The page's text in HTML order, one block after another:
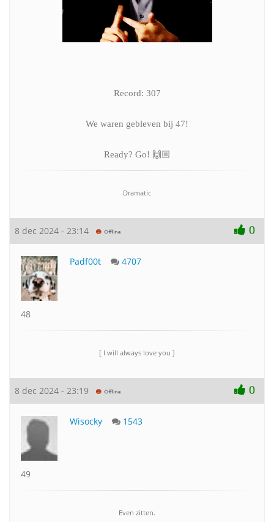
Record: 307
We waren gebleven bij 47!
Ready? Go! 🙌🏼
Dramatic
8 dec 2024 - 23:14 0
Padf00t 4707
48
[ I will always love you ]
8 dec 2024 - 23:19 0
Wisocky 1543
49
Even zitten.